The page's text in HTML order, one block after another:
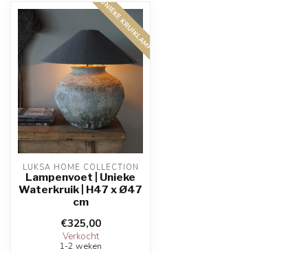
UNIEKE KRUIKLAMP!
LUKSA HOME COLLECTION
Lampenvoet | Unieke
Waterkruik | H47 x Ø47
cm
€325,00
Verkocht
1-2 weken